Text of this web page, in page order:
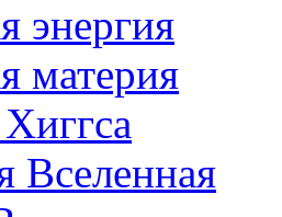
энергия
материя
Вселенная